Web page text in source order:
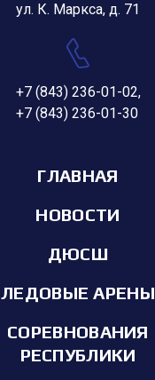
ул. К. Маркса, д. 71
+7 (843) 236-01-02,
+7 (843) 236-01-30
ГЛАВНАЯ
НОВОСТИ
ДЮСШ
ЛЕДОВЫЕ АРЕНЫ
СОРЕВНОВАНИЯ
РЕСПУБЛИКИ